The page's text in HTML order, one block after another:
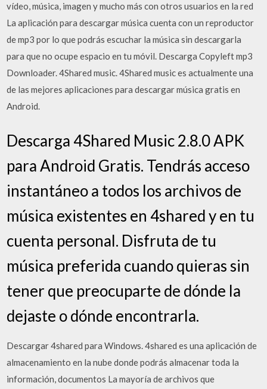
vídeo, música, imagen y mucho más con otros usuarios en la red
La aplicación para descargar música cuenta con un reproductor
de mp3 por lo que podrás escuchar la música sin descargarla
para que no ocupe espacio en tu móvil. Descarga Copyleft mp3
Downloader. 4Shared music. 4Shared music es actualmente una
de las mejores aplicaciones para descargar música gratis en
Android.
Descarga 4Shared Music 2.8.0 APK
para Android Gratis. Tendrás acceso
instantáneo a todos los archivos de
música existentes en 4shared y en tu
cuenta personal. Disfruta de tu
música preferida cuando quieras sin
tener que preocuparte de dónde la
dejaste o dónde encontrarla.
Descargar 4shared para Windows. 4shared es una aplicación de
almacenamiento en la nube donde podrás almacenar toda la
información, documentos La mayoría de archivos que